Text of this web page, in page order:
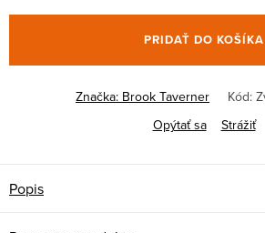
PRIDAŤ DO KOŠÍKA
Značka: Brook Taverner Kód:
Opýtať sa
Strážiť
Popis